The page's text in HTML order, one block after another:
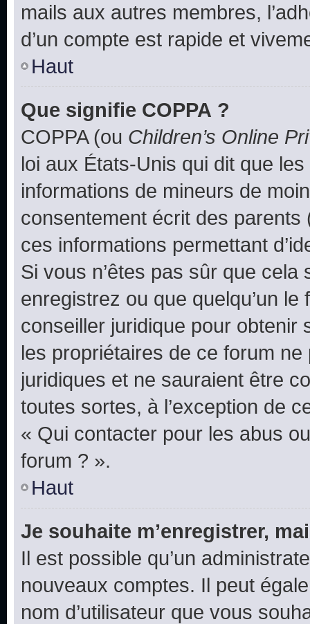
mails aux autres membres,
d’un compte est rapide et
Haut
Que signifie COPPA ?
COPPA (ou Children’s Online
loi aux États-Unis qui dit que
informations de mineurs de
consentement écrit des parents
ces informations permettant
Si vous n’êtes pas sûr que
enregistrez ou que quelqu’un
conseiller juridique pour obtenir
les propriétaires de ce forum
juridiques et ne sauraient être
toutes sortes, à l’exception de
« Qui contacter pour les abus
forum ? ».
Haut
Je souhaite m’enregistrer,
Il est possible qu’un
nouveaux comptes. Il peut
nom d’utilisateur que vous